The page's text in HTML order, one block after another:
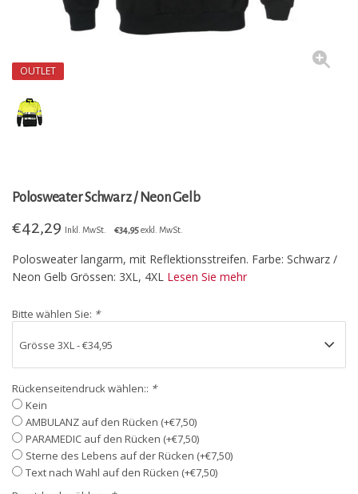
OUTLET
Polosweater Schwarz / Neon Gelb
€42,29 Inkl. MwSt. €34,95exkl. MwSt.
Polosweater langarm, mit Reflektionsstreifen. Farbe: Schwarz /
Neon Gelb Grössen: 3XL, 4XL Lesen Sie mehr
Bitte wählen Sie: *
Rückenseitendruck wählen:: *
Kein
AMBULANZ auf den Rücken (+€7,50)
PARAMEDIC auf den Rücken (+€7,50)
Sterne des Lebens auf der Rücken (+€7,50)
Text nach Wahl auf den Rücken (+€7,50)